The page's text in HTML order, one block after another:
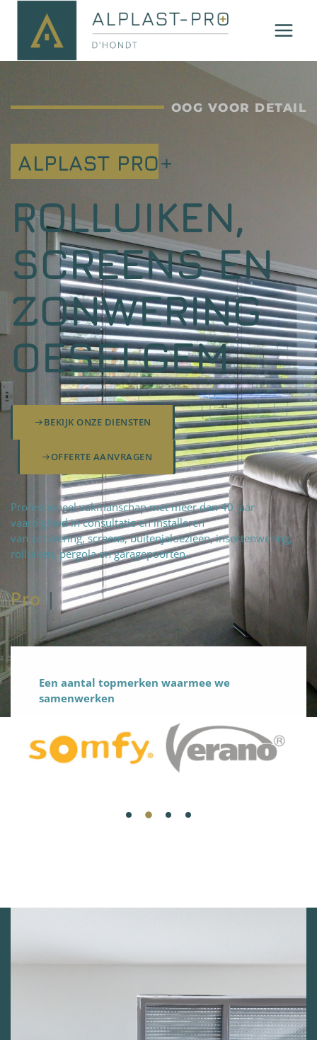
OOG VOOR DETAIL
ALPLAST PRO+
ROLLUIKEN,
SCREENS EN
ZONWERING
OESELGEM
BEKIJK ONZE DIENSTEN
OFFERTE AANVRAGEN
Professioneel vakmanschap met meer dan 40 jaar
vaardigheid in consultatie en installeren
van zonwering, screens, buitenjaloezieën, insectenwering,
rolluiken, pergola en garagepoorten.
Pro fteam|
Een aantal topmerken waarmee we
samenwerken